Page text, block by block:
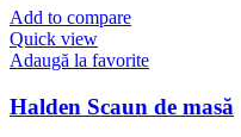
Add to compare
Quick view
Adaugă la favorite
Halden Scaun de masă